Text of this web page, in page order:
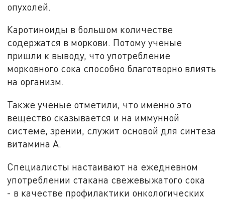
опухолей.
Каротиноиды в большом количестве
содержатся в моркови. Потому ученые
пришли к выводу, что употребление
морковного сока способно благотворно влиять
на организм.
Также ученые отметили, что именно это
вещество сказывается и на иммунной
системе, зрении, служит основой для синтеза
витамина А.
Специалисты настаивают на ежедневном
употреблении стакана свежевыжатого сока
- в качестве профилактики онкологических